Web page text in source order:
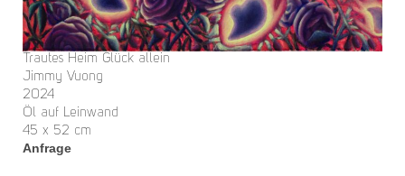
Trautes Heim Glück allein
Jimmy Vuong
2024
Öl auf Leinwand
45 x 52 cm
Anfrage